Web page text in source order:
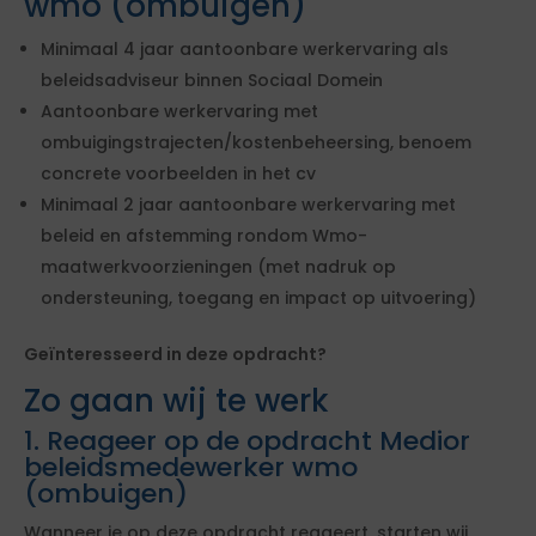
Minimaal 4 jaar aantoonbare werkervaring als
beleidsadviseur binnen Sociaal Domein
Aantoonbare werkervaring met
ombuigingstrajecten/kostenbeheersing, benoem
concrete voorbeelden in het cv
Minimaal 2 jaar aantoonbare werkervaring met
beleid en afstemming rondom Wmo-
maatwerkvoorzieningen (met nadruk op
ondersteuning, toegang en impact op uitvoering)
Geïnteresseerd in deze opdracht?
Zo gaan wij te werk
1. Reageer op de opdracht Medior
beleidsmedewerker wmo
(ombuigen)